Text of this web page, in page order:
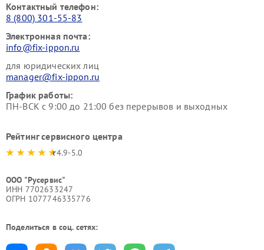
Контактный телефон:
8 (800) 301-55-83
Электронная почта:
info@fix-ippon.ru
для юридических лиц
manager@fix-ippon.ru
График работы:
ПН-ВСК с 9:00 до 21:00 без перерывов и выходных
Рейтинг сервисного центра
4.9-5.0
ООО "Русервис"
ИНН 7702633247
ОГРН 1077746335776
Поделиться в соц. сетях: